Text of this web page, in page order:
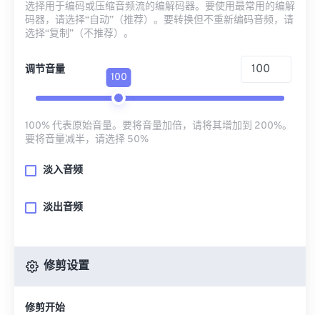
选择用于编码或压缩音频流的编解码器。要使用最常用的编解
码器，请选择“自动”（推荐）。要转换但不重新编码音频，请
选择“复制”（不推荐）。
调节音量
100
100% 代表原始音量。要将音量加倍，请将其增加到 200%。
要将音量减半，请选择 50%
淡入音频
淡出音频
修剪设置
修剪开始